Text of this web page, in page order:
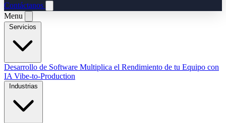
Contáctanos
Menu
Desarrollo de Software Multiplica el Rendimiento de tu Equipo con
IA Vibe-to-Production